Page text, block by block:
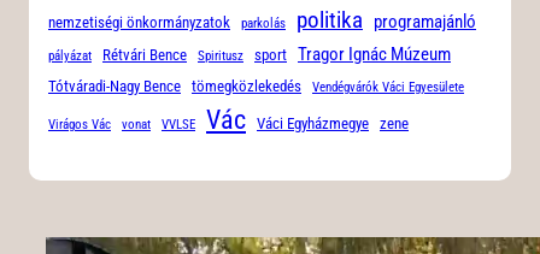
nemzetiségi önkormányzatok parkolás politika programajánló
pályázat Rétvári Bence Spiritusz sport Tragor Ignác Múzeum
Tótváradi-Nagy Bence tömegközlekedés Vendégvárók Váci Egyesülete
Virágos Vác vonat VVLSE Vác Váci Egyházmegye zene